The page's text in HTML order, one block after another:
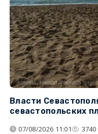
Власти
севастопольских
07/08/2026 11:01 3740